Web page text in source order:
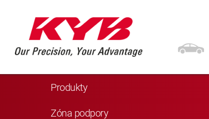
Navigace
Produkty
Zóna podpory